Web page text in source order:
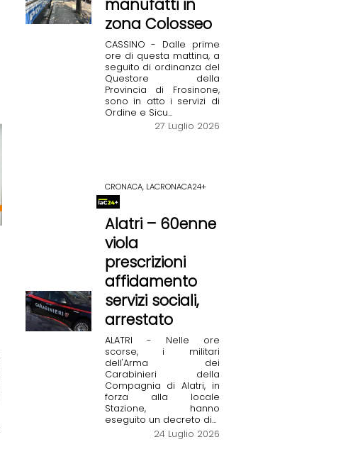
manufatti in
zona Colosseo
CASSINO - Dalle prime
ore di questa mattina, a
seguito di ordinanza del
Questore della
Provincia di Frosinone,
sono in atto i servizi di
Ordine e Sicu...
27 Luglio 2026
CRONACA, LACRONACA24+
Alatri – 60enne
viola
prescrizioni
affidamento
servizi sociali,
arrestato
ALATRI - Nelle ore
scorse, i militari
dell'Arma dei
Carabinieri della
Compagnia di Alatri, in
forza alla locale
Stazione, hanno
eseguito un decreto di...
24 Luglio 2026